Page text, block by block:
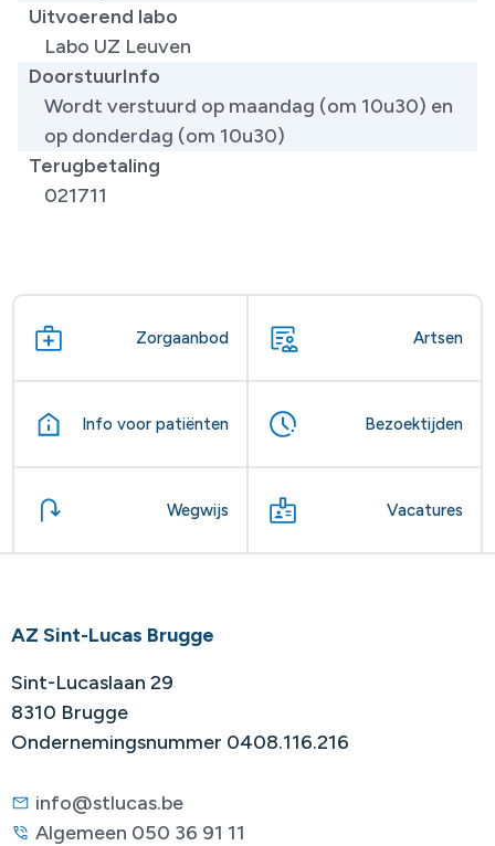
Uitvoerend labo
Labo UZ Leuven
DoorstuurInfo
Wordt verstuurd op maandag (om 10u30) en
op donderdag (om 10u30)
Terugbetaling
021711
Zorgaanbod Artsen
Info voor patiënten Bezoektijden
Wegwijs Vacatures
AZ Sint-Lucas Brugge
Sint-Lucaslaan 29
8310 Brugge
Ondernemingsnummer 0408.116.216
info@stlucas.be
Algemeen 050 36 91 11